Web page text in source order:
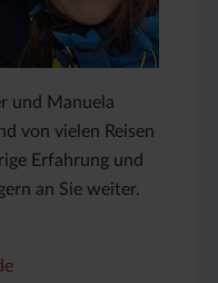
und Manuela
von vielen Reisen
Erfahrung und
an Sie weiter.